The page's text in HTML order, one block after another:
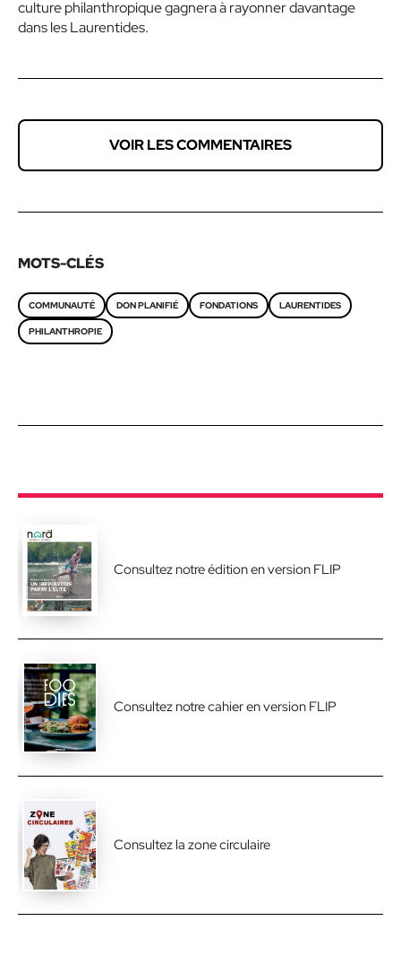
culture philanthropique gagnera à rayonner davantage
dans les Laurentides.
VOIR LES COMMENTAIRES
MOTS-CLÉS
COMMUNAUTÉ DON PLANIFIÉ FONDATIONS LAURENTIDES
PHILANTHROPIE
Consultez notre édition en version FLIP
Consultez notre cahier en version FLIP
Consultez la zone circulaire